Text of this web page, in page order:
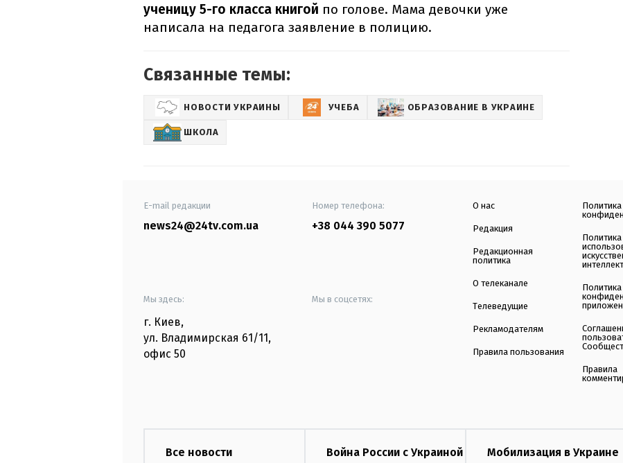
ученицу 5-го класса книгой по голове. Мама девочки уже
написала на педагога заявление в полицию.
Связанные темы:
НОВОСТИ УКРАИНЫ УЧЕБА ОБРАЗОВАНИЕ В УКРАИНЕ
ШКОЛА
E-mail редакции
news24@24tv.com.ua
Номер телефона:
+38 044 390 5077
Мы здесь:
г. Киев,
ул. Владимирская 61/11,
офис 50
Мы в соцсетях:
О нас
Редакция
Редакционная
политика
О телеканале
Телеведущие
Рекламодателям
Правила пользования
Политика
Политика
Политика
Правила
Все новости Война России с Украиной Мобилизация в Украине